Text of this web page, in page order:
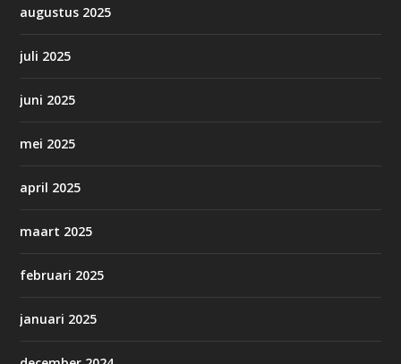
augustus 2025
juli 2025
juni 2025
mei 2025
april 2025
maart 2025
februari 2025
januari 2025